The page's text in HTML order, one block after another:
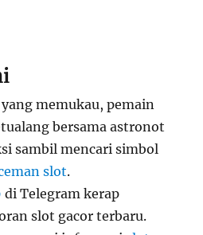
memukau, pemain
bersama astronot
sambil mencari simbol
slot.
di Telegram kerap
slot gacor terbaru.